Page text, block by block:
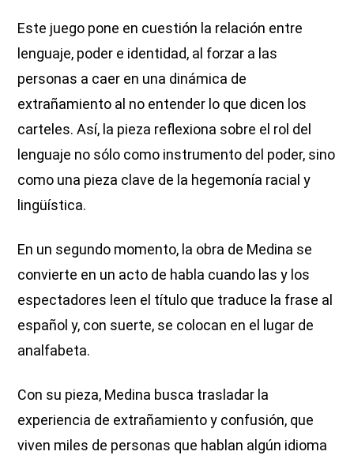
Este juego pone en cuestión la relación entre
lenguaje, poder e identidad, al forzar a las
personas a caer en una dinámica de
extrañamiento al no entender lo que dicen los
carteles. Así, la pieza reflexiona sobre el rol del
lenguaje no sólo como instrumento del poder, sino
como una pieza clave de la hegemonía racial y
lingüística.
En un segundo momento, la obra de Medina se
convierte en un acto de habla cuando las y los
espectadores leen el título que traduce la frase al
español y, con suerte, se colocan en el lugar de
analfabeta.
Con su pieza, Medina busca trasladar la
experiencia de extrañamiento y confusión, que
viven miles de personas que hablan algún idioma